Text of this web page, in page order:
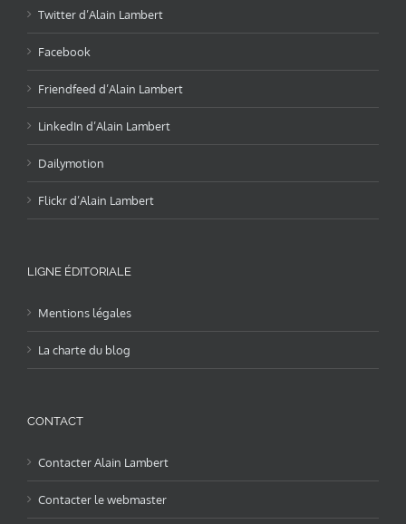
Twitter d’Alain Lambert
Facebook
Friendfeed d’Alain Lambert
LinkedIn d’Alain Lambert
Dailymotion
Flickr d’Alain Lambert
LIGNE ÉDITORIALE
Mentions légales
La charte du blog
CONTACT
Contacter Alain Lambert
Contacter le webmaster